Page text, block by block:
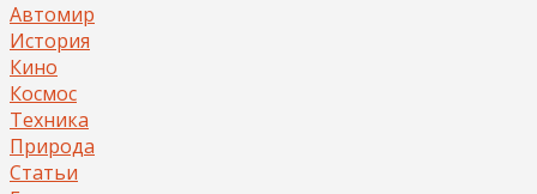
Автомир
История
Кино
Космос
Техника
Природа
Статьи